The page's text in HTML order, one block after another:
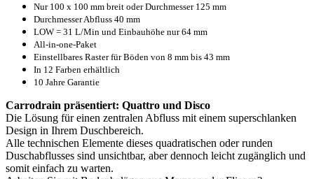
Nur 100 x 100 mm breit oder Durchmesser 125 mm
Durchmesser Abfluss 40 mm
LOW = 31 L/Min und Einbauhöhe nur 64 mm
All-in-one-Paket
Einstellbares Raster für Böden von 8 mm bis 43 mm
In 12 Farben erhältlich
10 Jahre Garantie
Carrodrain präsentiert: Quattro und Disco
Die Lösung für einen zentralen Abfluss mit einem superschlanken
Design in Ihrem Duschbereich.
Alle technischen Elemente dieses quadratischen oder runden
Duschabflusses sind unsichtbar, aber dennoch leicht zugänglich und
somit einfach zu warten.